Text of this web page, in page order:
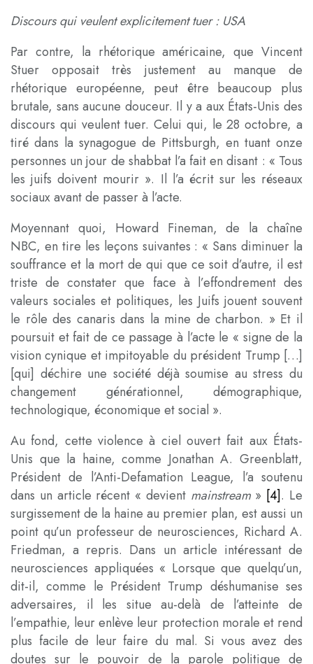
Discours qui veulent explicitement tuer : USA
Par contre, la rhétorique américaine, que Vincent
Stuer opposait très justement au manque de
rhétorique européenne, peut être beaucoup plus
brutale, sans aucune douceur. Il y a aux États-Unis des
discours qui veulent tuer. Celui qui, le 28 octobre, a
tiré dans la synagogue de Pittsburgh, en tuant onze
personnes un jour de shabbat l’a fait en disant : « Tous
les juifs doivent mourir ». Il l’a écrit sur les réseaux
sociaux avant de passer à l’acte.
Moyennant quoi, Howard Fineman, de la chaîne
NBC, en tire les leçons suivantes : « Sans diminuer la
souffrance et la mort de qui que ce soit d’autre, il est
triste de constater que face à l’effondrement des
valeurs sociales et politiques, les Juifs jouent souvent
le rôle des canaris dans la mine de charbon. » Et il
poursuit et fait de ce passage à l’acte le « signe de la
vision cynique et impitoyable du président Trump […]
[qui] déchire une société déjà soumise au stress du
changement générationnel, démographique,
technologique, économique et social ».
Au fond, cette violence à ciel ouvert fait aux États-
Unis que la haine, comme Jonathan A. Greenblatt,
Président de l’Anti-Defamation League, l’a soutenu
dans un article récent « devient mainstream» [4]. Le
surgissement de la haine au premier plan, est aussi un
point qu’un professeur de neurosciences, Richard A.
Friedman, a repris. Dans un article intéressant de
neurosciences appliquées « Lorsque que quelqu’un,
dit-il, comme le Président Trump déshumanise ses
adversaires, il les situe au-delà de l’atteinte de
l’empathie, leur enlève leur protection morale et rend
plus facile de leur faire du mal. Si vous avez des
doutes sur le pouvoir de la parole politique de